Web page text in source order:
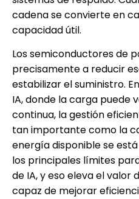
cadena se convierte en
capacidad útil.
Los semiconductores de
precisamente a reducir
estabilizar el suministro.
IA, donde la carga puede
continua, la gestión
tan importante como la
energía disponible se
los principales límites
de IA, y eso eleva el
capaz de mejorar